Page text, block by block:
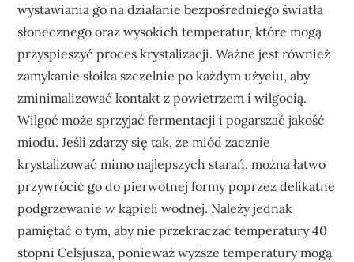
wystawiania go na działanie bezpośredniego światła
słonecznego oraz wysokich temperatur, które mogą
przyspieszyć proces krystalizacji. Ważne jest również
zamykanie słoika szczelnie po każdym użyciu, aby
zminimalizować kontakt z powietrzem i wilgocią.
Wilgoć może sprzyjać fermentacji i pogarszać jakość
miodu. Jeśli zdarzy się tak, że miód zacznie
krystalizować mimo najlepszych starań, można łatwo
przywrócić go do pierwotnej formy poprzez delikatne
podgrzewanie w kąpieli wodnej. Należy jednak
pamiętać o tym, aby nie przekraczać temperatury 40
stopni Celsjusza, ponieważ wyższe temperatury mogą